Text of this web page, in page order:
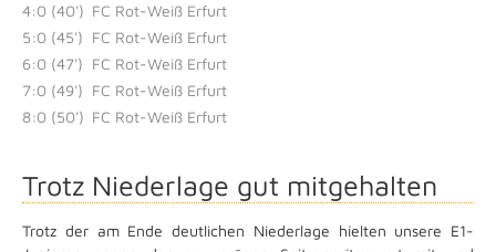
4:0 (40') FC Rot-Weiß Erfurt
5:0 (45') FC Rot-Weiß Erfurt
6:0 (47') FC Rot-Weiß Erfurt
7:0 (49') FC Rot-Weiß Erfurt
8:0 (50') FC Rot-Weiß Erfurt
Trotz Niederlage gut mitgehalten
Trotz der am Ende deutlichen Niederlage hielten unsere E1-